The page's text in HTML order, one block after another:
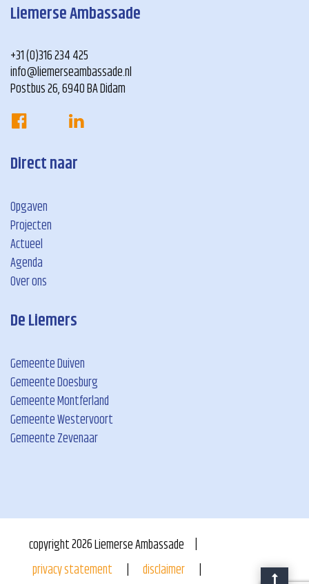
Liemerse Ambassade
+31 (0)316 234 425
info@liemerseambassade.nl
Postbus 26, 6940 BA Didam
Direct naar
Opgaven
Projecten
Actueel
Agenda
Over ons
De Liemers
Gemeente Duiven
Gemeente Doesburg
Gemeente Montferland
Gemeente Westervoort
Gemeente Zevenaar
copyright2026Liemerse Ambassade
privacy statement
disclaimer